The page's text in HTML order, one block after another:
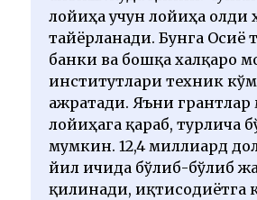
лойиҳа учун лойиҳа олди
тайёрланади. Бунга Осиё
банки ва бошқа халқаро
институтлари техник
ажратади. Яъни
лойиҳага қараб, турлича
мумкин. 12,4 миллиард
йил ичида бўлиб-бўлиб
қилинади, иқтисодиётга